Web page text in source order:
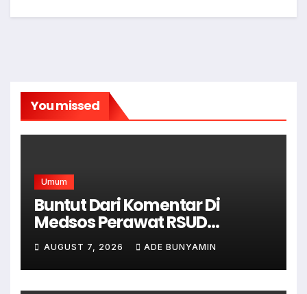
You missed
Umum
Buntut Dari Komentar Di
Medsos Perawat RSUD
Cicalengka Di Non Aktifkan
AUGUST 7, 2026 ADE BUNYAMIN